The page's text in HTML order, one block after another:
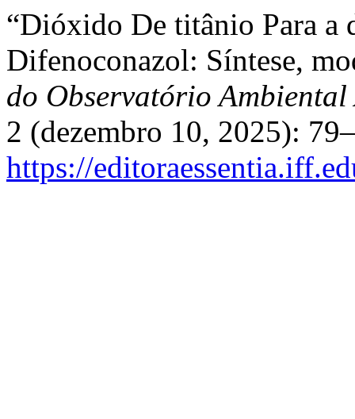
“Dióxido De titânio Para a
Difenoconazol: Síntese,
do Observatório
2 (dezembro 10, 2025):
https://